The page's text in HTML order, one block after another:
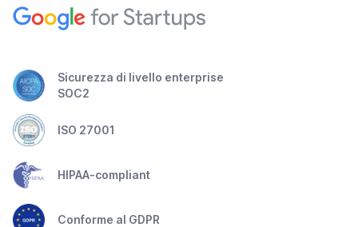
Sicurezza di livello enterprise
SOC2
ISO 27001
HIPAA-compliant
Conforme al GDPR